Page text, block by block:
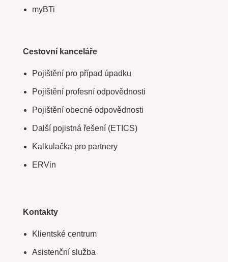
myBTi
Cestovní kanceláře
Pojištění pro případ úpadku
Pojištění profesní odpovědnosti
Pojištění obecné odpovědnosti
Další pojistná řešení (ETICS)
Kalkulačka pro partnery
ERVin
Kontakty
Klientské centrum
Asistenční služba